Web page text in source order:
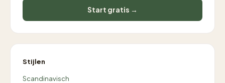
Start gratis →
Stijlen
Scandinavisch